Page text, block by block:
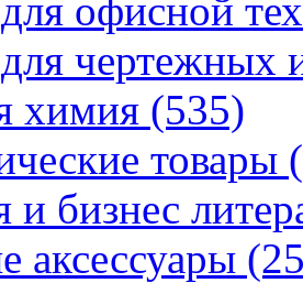
офисной
чертежных
химия (535)
товары
и бизнес
аксессуары